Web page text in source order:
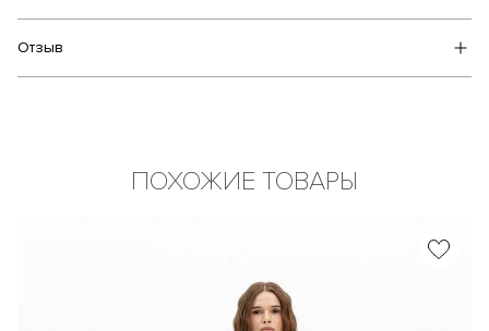
Отзыв
ПОХОЖИЕ ТОВАРЫ